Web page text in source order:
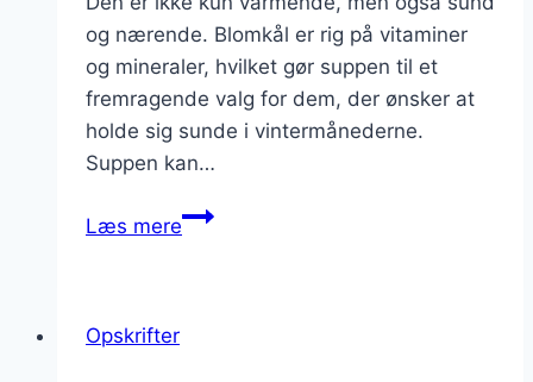
og nærende. Blomkål er rig på vitaminer
og mineraler, hvilket gør suppen til et
fremragende valg for dem, der ønsker at
holde sig sunde i vintermånederne.
Suppen kan…
Læs mereBlomkålssuppe
Opskrifter